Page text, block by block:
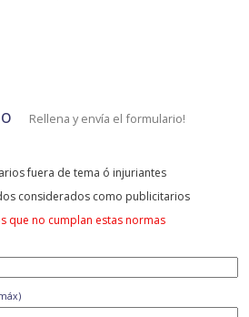
Rellena y envía el formulario!
fuera de tema ó injuriantes
considerados como publicitarios
que no cumplan estas normas